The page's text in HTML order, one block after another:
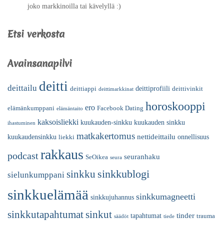
joko markkinoilla tai kävelyllä :)
Etsi verkosta
Avainsanapilvi
deittailu deitti deittiappi deittimarkkinat deittiprofiili deittivinkit
elämänkumppani elämäntaito ero Facebook Dating horoskooppi
ihastuminen kaksoisliekki kuukauden-sinkku kuukauden sinkku
kuukaudensinkku liekki matkakertomus nettideittailu onnellisuus
podcast rakkaus SeOikea seura seuranhaku
sielunkumppani sinkku sinkkublogi
sinkkuelämää sinkkujuhannus sinkkumagneetti
sinkkutapahtumatsinkut säädöt tapahtumat tiede tinder trauma